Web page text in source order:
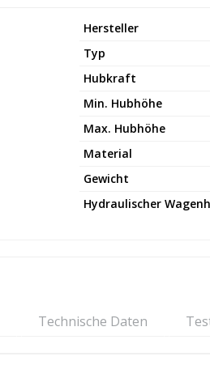
Hersteller
Typ
Hubkraft
Min. Hubhöhe
Max. Hubhöhe
Material
Gewicht
Hydraulischer
Technische Daten